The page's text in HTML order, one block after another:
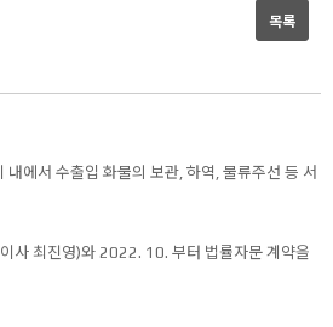
목록
에서 수출입 화물의 보관, 하역, 물류주선 등 서
사 최진영)와 2022. 10. 부터 법률자문 계약을